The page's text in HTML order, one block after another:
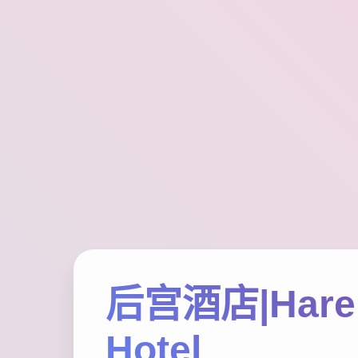
后宫酒店
Hotel